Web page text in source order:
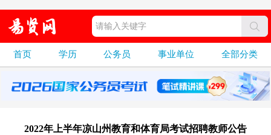
首页 学历 公务员 事业单位 全部分类
2022年上半年凉山州教育和体育局考试招聘教师公告